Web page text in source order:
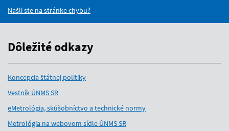
Našli ste na stránke chybu?
Dôležité odkazy
Koncepcia štátnej politiky
Vestník ÚNMS SR
eMetrológia, skúšobníctvo a technické normy
Metrológia na webovom sídle ÚNMS SR